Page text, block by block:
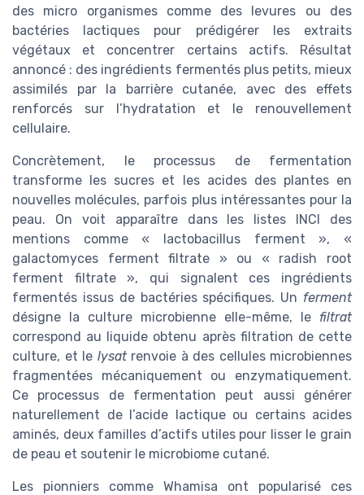
des micro organismes comme des levures ou des
bactéries lactiques pour prédigérer les extraits
végétaux et concentrer certains actifs. Résultat
annoncé : des ingrédients fermentés plus petits, mieux
assimilés par la barrière cutanée, avec des effets
renforcés sur l’hydratation et le renouvellement
cellulaire.
Concrètement, le processus de fermentation
transforme les sucres et les acides des plantes en
nouvelles molécules, parfois plus intéressantes pour la
peau. On voit apparaître dans les listes INCI des
mentions comme « lactobacillus ferment », «
galactomyces ferment filtrate » ou « radish root
ferment filtrate », qui signalent ces ingrédients
fermentés issus de bactéries spécifiques. Un ferment
désigne la culture microbienne elle-même, le filtrat
correspond au liquide obtenu après filtration de cette
culture, et le lysatrenvoie à des cellules microbiennes
fragmentées mécaniquement ou enzymatiquement.
Ce processus de fermentation peut aussi générer
naturellement de l’acide lactique ou certains acides
aminés, deux familles d’actifs utiles pour lisser le grain
de peau et soutenir le microbiome cutané.
Les pionniers comme Whamisa ont popularisé ces